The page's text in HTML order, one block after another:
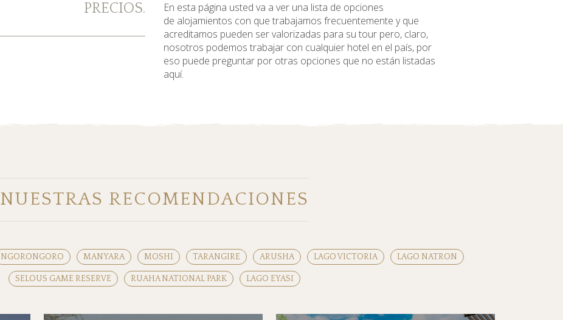
PRECIOS.
En esta página usted va a ver una lista de opciones
de alojamientos con que trabajamos frecuentemente y que
acreditamos pueden ser valorizadas para su tour pero, claro,
nosotros podemos trabajar con cualquier hotel en el país, por
eso puede preguntar por otras opciones que no están listadas
aquí.
NUESTRAS RECOMENDACIONES
NGORONGORO MANYARA MOSHI TARANGIRE ARUSHA LAGO VICTORIA LAGO NATRON
SELOUS GAME RESERVE RUAHA NATIONAL PARK LAGO EYASI